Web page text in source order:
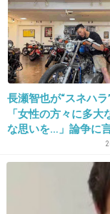
1月1日が誕生日の
行われるんです。
19の時に百貨店の
成人式にいく為に
百貨店が閉まった
うに飲むスタッフ
長瀬智也が“スネハラ
「女性の方々に多大
な思いを…」論争に